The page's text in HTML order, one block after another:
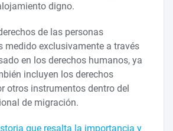
digno.
de las personas
medido exclusivamente a través
en los derechos humanos, ya
incluyen los derechos
otros instrumentos dentro del
de migración.
que resalta la importancia y